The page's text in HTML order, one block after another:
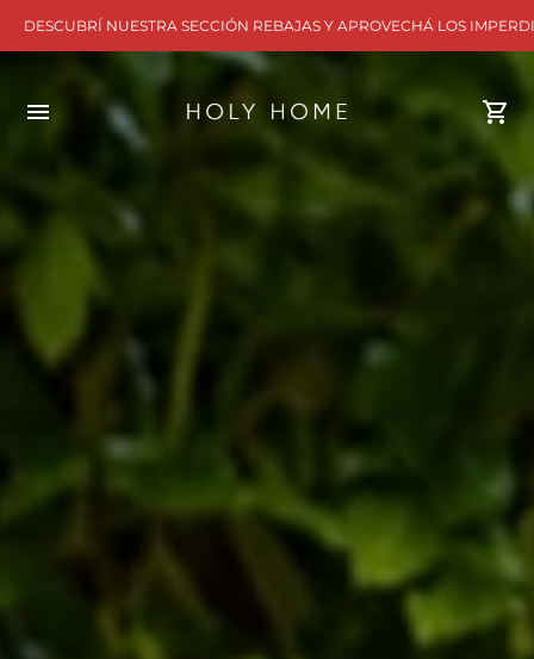
DESCUBRÍ NUESTRA SECCIÓN REBAJAS Y APROVECHÁ LOS